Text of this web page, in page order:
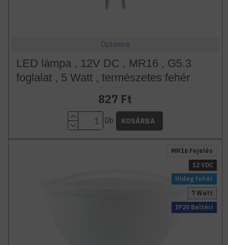
Optonica
LED lámpa , 12V DC , MR16 , G5.3
foglalat , 5 Watt , természetes fehér
827 Ft
Db KOSÁRBA
Hideg fehér
MR16 Fejelés
IP20 Beltéri
12 VDC
7 Watt